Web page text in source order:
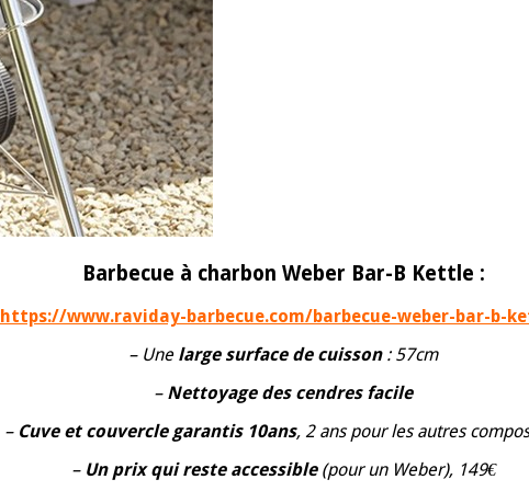
Barbecue à charbon Weber Bar-B Kettle :
https://www.raviday-barbecue.com/barbecue-weber-bar-b-
– Une large surface de cuisson: 57cm
– Nettoyage des cendres facile
– Cuve et couvercle garantis 10ans, 2 ans pour les autres
– Un prix qui reste accessible(pour un Weber), 149€